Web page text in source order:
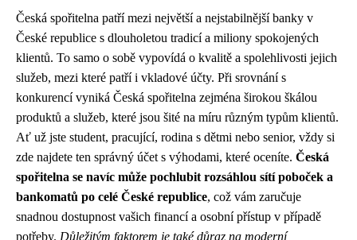
Česká spořitelna patří mezi největší a nejstabilnější banky v
České republice s dlouholetou tradicí a miliony spokojených
klientů. To samo o sobě vypovídá o kvalitě a spolehlivosti jejich
služeb, mezi které patří i vkladové účty. Při srovnání s
konkurencí vyniká Česká spořitelna zejména širokou škálou
produktů a služeb, které jsou šité na míru různým typům klientů.
Ať už jste student, pracující, rodina s dětmi nebo senior, vždy si
zde najdete ten správný účet s výhodami, které oceníte. Česká
spořitelna se navíc může pochlubit rozsáhlou sítí poboček a
bankomatů po celé České republice, což vám zaručuje
snadnou dostupnost vašich financí a osobní přístup v případě
potřeby. Důležitým faktorem je také důraz na moderní